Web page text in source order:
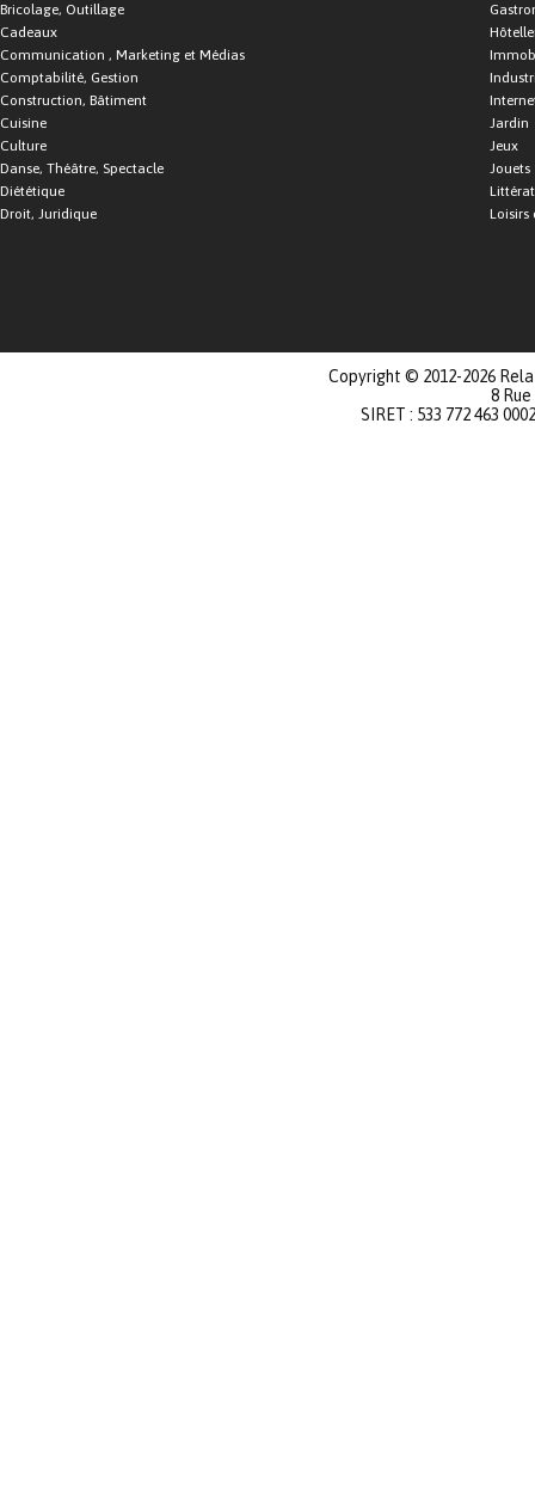
Bricolage, Outillage
Cadeaux
Communication , Marketing et Médias
Comptabilité, Gestion
Construction, Bâtiment
Cuisine
Culture
Danse, Théâtre, Spectacle
Diététique
Droit, Juridique
Jardin
Jeux
Jouets
Loisirs
Copyright © 2012-2026
8
SIRET : 533 772 463